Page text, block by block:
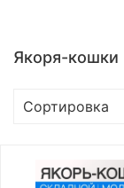
Якоря-кошки